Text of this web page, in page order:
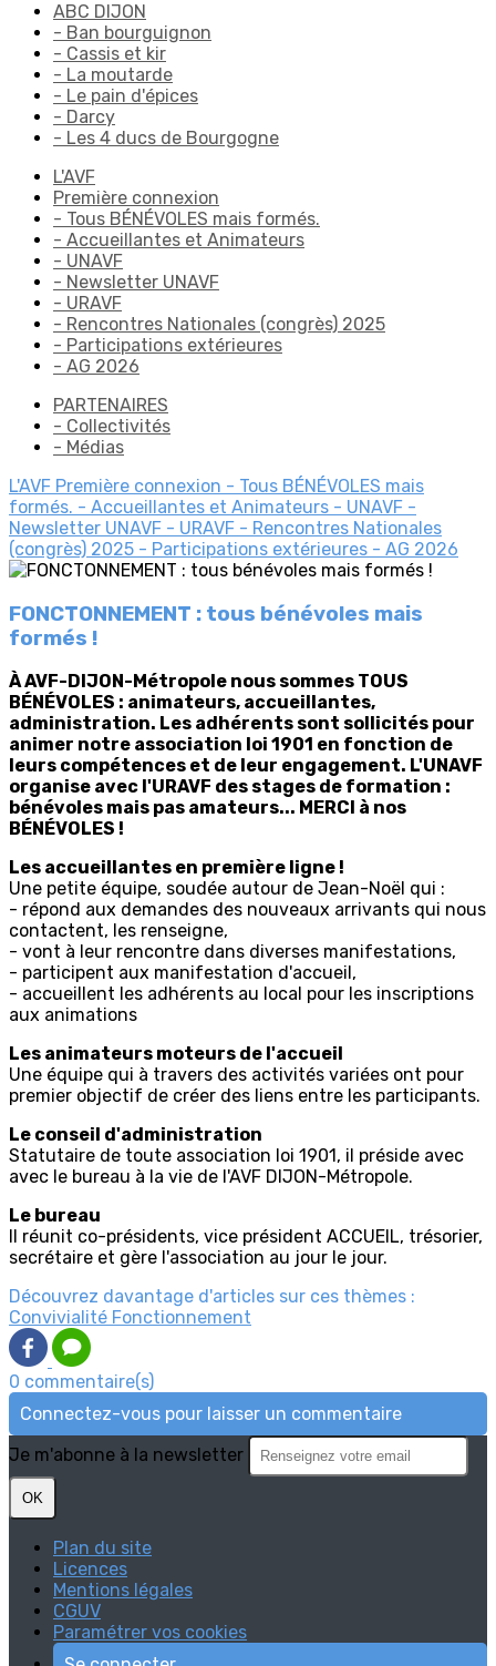
ABC DIJON
- Ban bourguignon
- Cassis et kir
- La moutarde
- Le pain d'épices
- Darcy
- Les 4 ducs de Bourgogne
L'AVF
Première connexion
- Tous BÉNÉVOLES mais formés.
- Accueillantes et Animateurs
- UNAVF
- Newsletter UNAVF
- URAVF
- Rencontres Nationales (congrès) 2025
- Participations extérieures
- AG 2026
PARTENAIRES
- Collectivités
- Médias
L'AVF Première connexion - Tous BÉNÉVOLES mais
formés. - Accueillantes et Animateurs - UNAVF -
Newsletter UNAVF - URAVF - Rencontres Nationales
(congrès) 2025 - Participations extérieures - AG 2026
FONCTONNEMENT : tous bénévoles mais
formés !
À AVF-DIJON-Métropole nous sommes TOUS
BÉNÉVOLES : animateurs, accueillantes,
administration. Les adhérents sont sollicités pour
animer notre association loi 1901 en fonction de
leurs compétences et de leur engagement. L'UNAVF
organise avec l'URAVF des stages de formation :
bénévoles mais pas amateurs... MERCI à nos
BÉNÉVOLES !
Les accueillantes en première ligne !
Une petite équipe, soudée autour de Jean-Noël qui :
- répond aux demandes des nouveaux arrivants qui nous
contactent, les renseigne,
- vont à leur rencontre dans diverses manifestations,
- participent aux manifestation d'accueil,
- accueillent les adhérents au local pour les inscriptions
aux animations
Les animateurs moteurs de l'accueil
Une équipe qui à travers des activités variées ont pour
premier objectif de créer des liens entre les participants.
Le conseil d'administration
Statutaire de toute association loi 1901, il préside avec
avec le bureau à la vie de l'AVF DIJON-Métropole.
Le bureau
Il réunit co-présidents, vice président ACCUEIL, trésorier,
secrétaire et gère l'association au jour le jour.
Découvrez davantage d'articles sur ces thèmes :
Convivialité Fonctionnement
0 commentaire(s)
Connectez-vous pour laisser un commentaire
Je m'abonne à la newsletter
OK
Plan du site
Licences
Mentions légales
CGUV
Paramétrer vos cookies